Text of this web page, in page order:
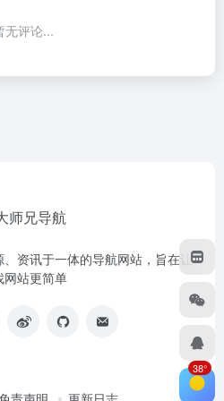
无评论...
资讯于一体的导航网站，旨在让
网站更简单
38°